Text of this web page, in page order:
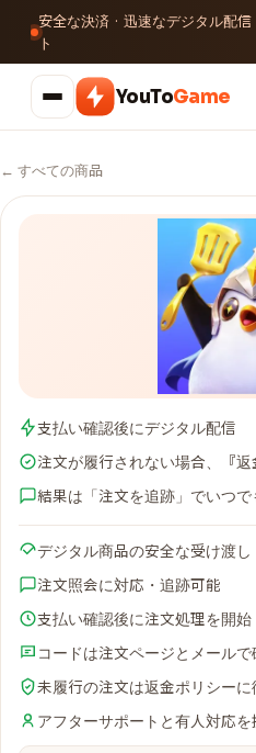
安全な決済 · 迅速なデジタル配
ト
YouToGame
← すべての商品
支払い確認後にデジタル配信
注文が履行されない場合、『
結果は「注文を追跡」でいつ
デジタル商品の安全な受け渡し
注文照会に対応・追跡可能
支払い確認後に注文処理を開始
コードは注文ページとメール
未履行の注文は返金ポリシーに
アフターサポートと有人対応を